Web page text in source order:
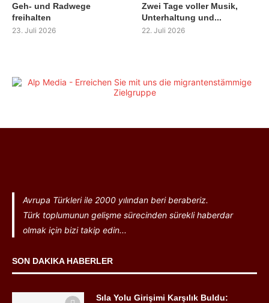
Geh- und Radwege
freihalten
23. Juli 2026
Zwei Tage voller Musik,
Unterhaltung und...
22. Juli 2026
Avrupa Türkleri ile 2000 yılından beri beraberiz.
Türk toplumunun gelişme sürecinden sürekli haberdar
olmak için bizi takip edin...
SON DAKIKA HABERLER
Sıla Yolu Girişimi Karşılık Buldu: